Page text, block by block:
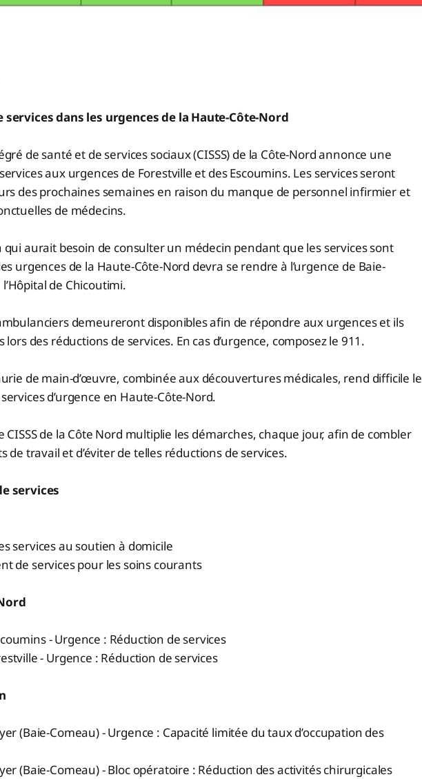
services dans les urgences de la Haute-Côte-Nord
de santé et de services sociaux (CISSS) de la Côte-Nord annonce une
aux urgences de Forestville et des Escoumins. Les services seront
des prochaines semaines en raison du manque de personnel infirmier et
de médecins.
qui aurait besoin de consulter un médecin pendant que les services sont
urgences de la Haute-Côte-Nord devra se rendre à l’urgence de Baie-
de Chicoutimi.
demeureront disponibles afin de répondre aux urgences et ils
lors des réductions de services. En cas d’urgence, composez le 911.
de main-d’œuvre, combinée aux découvertures médicales, rend difficile le
d’urgence en Haute-Côte-Nord.
CISSS de la Côte Nord multiplie les démarches, chaque jour, afin de combler
de travail et d’éviter de telles réductions de services.
services
services au soutien à domicile
de services pour les soins courants
- Urgence : Réduction de services
- Urgence : Réduction de services
(Baie-Comeau) - Urgence : Capacité limitée du taux d’occupation des
(Baie-Comeau) - Bloc opératoire : Réduction des activités chirurgicales